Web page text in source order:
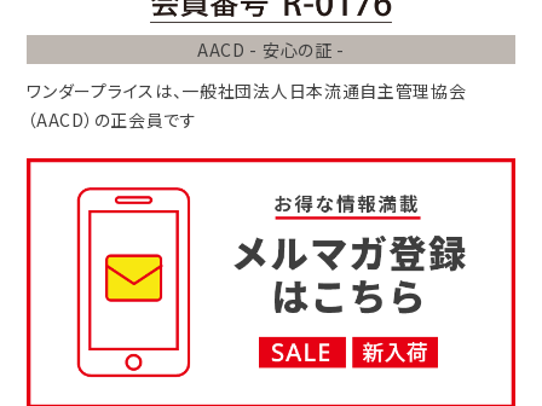
AACD - 安心の証 -
ワンダープライスは、一般社団法人 日本流通自主管理協会
（AACD） の正会員です